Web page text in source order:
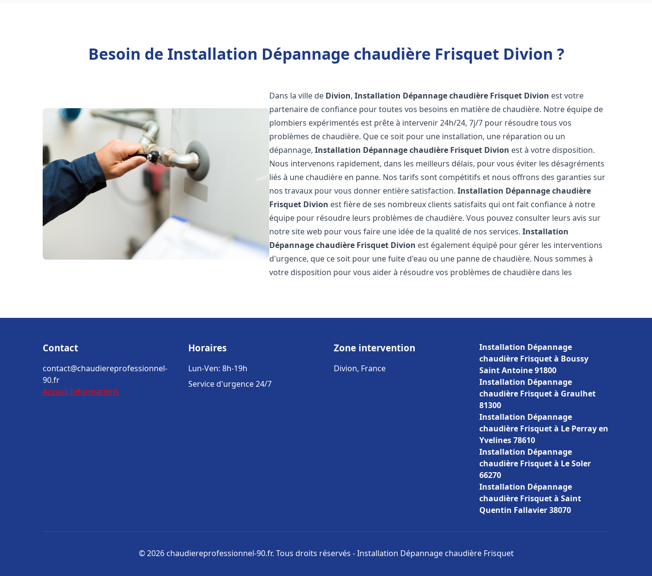
Besoin de Installation Dépannage chaudière Frisquet Divion ?
Dans la ville de Divion,Installation Dépannage chaudière Frisquet Divion est votre
partenaire de confiance pour toutes vos besoins en matière de chaudière. Notre équipe de
plombiers expérimentés est prête à intervenir 24h/24, 7j/7 pour résoudre tous vos
problèmes de chaudière. Que ce soit pour une installation, une réparation ou un
dépannage,Installation Dépannage chaudière Frisquet Divion est à votre disposition.
Nous intervenons rapidement, dans les meilleurs délais, pour vous éviter les désagréments
liés à une chaudière en panne. Nos tarifs sont compétitifs et nous offrons des garanties sur
nos travaux pour vous donner entière satisfaction.Installation Dépannage chaudière
Frisquet Divion est fière de ses nombreux clients satisfaits qui ont fait confiance à notre
équipe pour résoudre leurs problèmes de chaudière. Vous pouvez consulter leurs avis sur
notre site web pour vous faire une idée de la qualité de nos services.Installation
Dépannage chaudière Frisquet Divion est également équipé pour gérer les interventions
d'urgence, que ce soit pour une fuite d'eau ou une panne de chaudière. Nous sommes à
votre disposition pour vous aider à résoudre vos problèmes de chaudière dans les
Contact
contact@chaudiereprofessionnel-
90.fr
Accueil Informations
Horaires
Lun-Ven: 8h-19h
Service d'urgence 24/7
Zone intervention
Divion, France
Installation Dépannage
chaudière Frisquet à Boussy
Saint Antoine 91800
Installation Dépannage
chaudière Frisquet à Graulhet
81300
Installation Dépannage
chaudière Frisquet à Le Perray en
Yvelines 78610
Installation Dépannage
chaudière Frisquet à Le Soler
66270
Installation Dépannage
chaudière Frisquet à Saint
Quentin Fallavier 38070
© 2026 chaudiereprofessionnel-90.fr. Tous droits réservés - Installation Dépannage chaudière Frisquet